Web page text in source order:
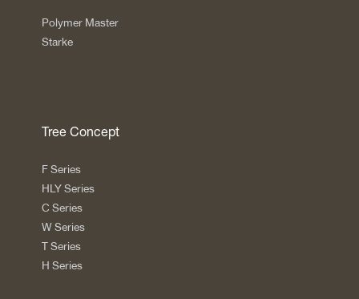
Polymer Master
Starke
Tree Concept
F Series
HLY Series
C Series
W Series
T Series
H Series